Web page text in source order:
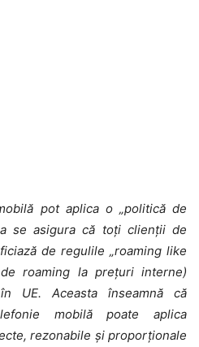
pot aplica o „politică de
se asigura că toți clienții de
de regulile „roaming like
roaming la prețuri interne)
UE. Aceasta înseamnă că
mobilă poate aplica
rezonabile și proporționale